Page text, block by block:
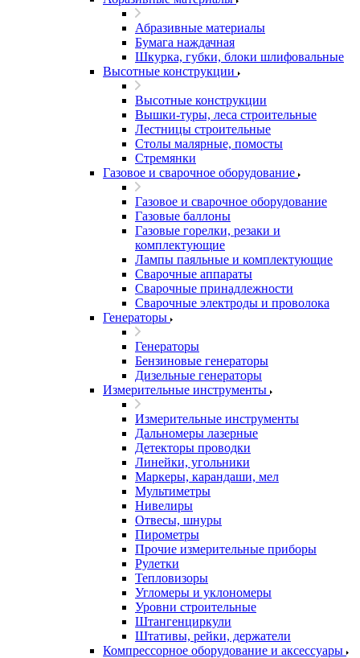
Абразивные материалы
Бумага наждачная
Шкурка, губки, блоки шлифовальные
Высотные конструкции
Высотные конструкции
Вышки-туры, леса строительные
Лестницы строительные
Столы малярные, помосты
Стремянки
Газовое и сварочное оборудование
Газовое и сварочное оборудование
Газовые баллоны
Газовые горелки, резаки и
комплектующие
Лампы паяльные и комплектующие
Сварочные аппараты
Сварочные принадлежности
Сварочные электроды и проволока
Генераторы
Генераторы
Бензиновые генераторы
Дизельные генераторы
Измерительные инструменты
Измерительные инструменты
Дальномеры лазерные
Детекторы проводки
Линейки, угольники
Маркеры, карандаши, мел
Мультиметры
Нивелиры
Отвесы, шнуры
Пирометры
Прочие измерительные приборы
Рулетки
Тепловизоры
Угломеры и уклономеры
Уровни строительные
Штангенциркули
Штативы, рейки, держатели
Компрессорное оборудование и аксессуары